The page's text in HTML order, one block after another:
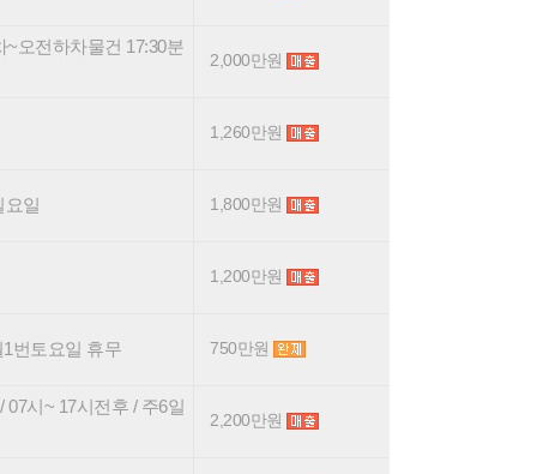
~오전하차물건 17:30분
2,000만원
1,260만원
요일 1,800만원
1,200만원
1번토요일 휴무 750만원
시~ 17시전후 / 주6일
2,200만원